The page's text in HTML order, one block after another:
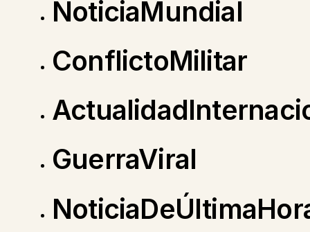
NoticiaMundial
ConflictoMilitar
GuerraViral